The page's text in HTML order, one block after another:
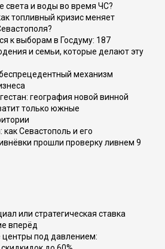
света и воды во время ЧС?
топливный кризис меняет
к выборам в Госдуму: 187
и семьи, которые делают эту
механизм
география новой винной
только южные
Севастополь и его
прошли проверку ливнем 9
или стратегическая ставка
вперёд
центры под давлением: